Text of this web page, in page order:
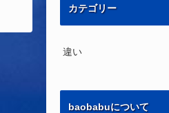
カテゴリー
違い
baobabuについて